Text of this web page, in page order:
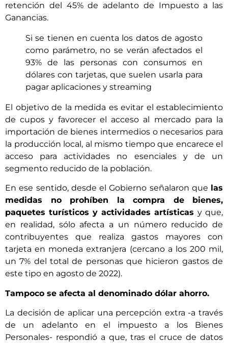
retención del 45% de adelanto de Impuesto a las
Ganancias.
Si se tienen en cuenta los datos de agosto
como parámetro, no se verán afectados el
93% de las personas con consumos en
dólares con tarjetas, que suelen usarla para
pagar aplicaciones y streaming
El objetivo de la medida es evitar el establecimiento
de cupos y favorecer el acceso al mercado para la
importación de bienes intermedios o necesarios para
la producción local, al mismo tiempo que encarece el
acceso para actividades no esenciales y de un
segmento reducido de la población.
En ese sentido, desde el Gobierno señalaron que las
medidas no prohíben la compra de bienes,
paquetes turísticos y actividades artísticas y que,
en realidad, sólo afecta a un número reducido de
contribuyentes que realiza gastos mayores con
tarjeta en moneda extranjera (cercano a los 200 mil,
un 7% del total de personas que hicieron gastos de
este tipo en agosto de 2022).
Tampoco se afecta al denominado dólar ahorro.
La decisión de aplicar una percepción extra -a través
de un adelanto en el impuesto a los Bienes
Personales- respondió a que, tras el cruce de datos